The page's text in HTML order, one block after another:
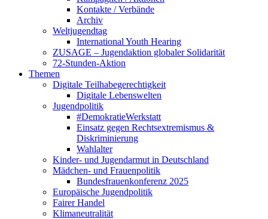
Kontakte / Verbände
Archiv
Weltjugendtag
International Youth Hearing
ZUSAGE – Jugendaktion globaler Solidarität
72-Stunden-Aktion
Themen
Digitale Teilhabegerechtigkeit
Digitale Lebenswelten
Jugendpolitik
#DemokratieWerkstatt
Einsatz gegen Rechtsextremismus &
Diskriminierung
Wahlalter
Kinder- und Jugendarmut in Deutschland
Mädchen- und Frauenpolitik
Bundesfrauenkonferenz 2025
Europäische Jugendpolitik
Fairer Handel
Klimaneutralität